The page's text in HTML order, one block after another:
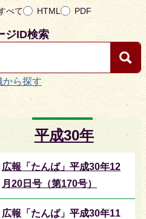
べて HTML PDF
ジID検索
から探す
平成30年
広報「たんば」平成30年12
月20日号（第170号）
広報「たんば」平成30年11